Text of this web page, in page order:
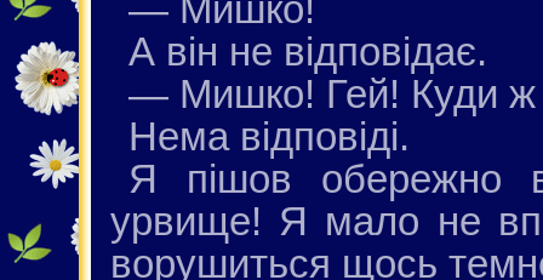
— Мишко!
А він не відповідає.
— Мишко! Гей! Куди ж
Нема відповіді.
Я пішов обережно
урвище! Я мало не
ворушиться щось